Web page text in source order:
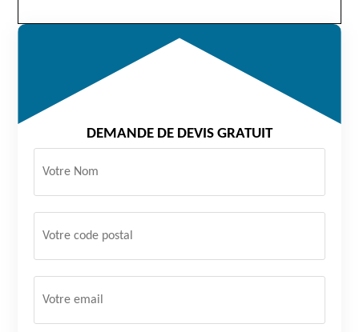
DEMANDE DE DEVIS GRATUIT